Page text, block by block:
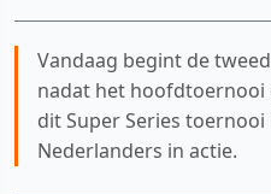
Vandaag begint de
nadat het hoofdtoernooi
dit Super Series
Nederlanders in actie.